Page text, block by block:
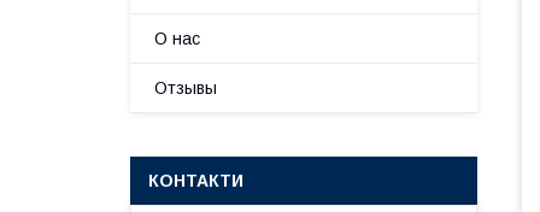
О нас
Отзывы
КОНТАКТИ